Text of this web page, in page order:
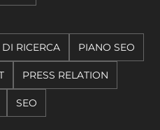
RICERCA PIANO SEO
PRESS RELATION
SEO